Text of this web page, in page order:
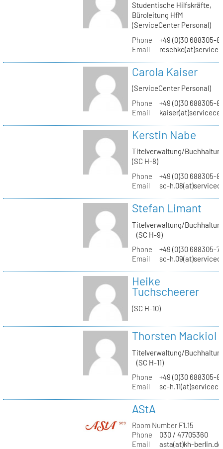
Studentische Hilfskräfte,
Büroleitung HfM
(ServiceCenter Personal)
Phone
+49 (0)30 688305-
Email
Carola Kaiser
(ServiceCenter Personal)
Phone
+49 (0)30 688305-
Email
Kerstin Nabe
Titelverwaltung/
(SC H-8)
Phone
+49 (0)30 688305-
Email
sc-
Stefan Limant
Titelverwaltung/
(SC H-9)
Phone
+49 (0)30 688305-
Email
sc-
Heike
Tuchscheerer
(SC H-10)
Thorsten Mackiol
Titelverwaltung/
(SC H-11)
Phone
+49 (0)30 688305-
Email
sc-
AStA
Room NumberF1.15
Phone
030 / 47705360
Email
asta(at)kh-berlin.de